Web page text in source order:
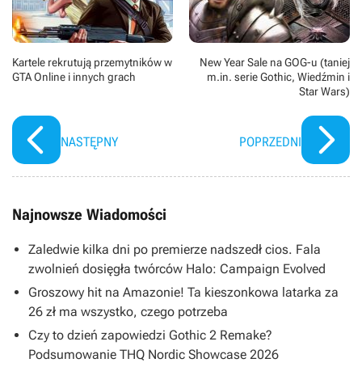
Kartele rekrutują przemytników w
GTA Online i innych grach
NASTĘPNY
New Year Sale na GOG-u (taniej
m.in. serie Gothic, Wiedźmin i
Star Wars)
POPRZEDNI
Najnowsze Wiadomości
Zaledwie kilka dni po premierze nadszedł cios. Fala
zwolnień dosięgła twórców Halo: Campaign Evolved
Groszowy hit na Amazonie! Ta kieszonkowa latarka za
26 zł ma wszystko, czego potrzeba
Czy to dzień zapowiedzi Gothic 2 Remake?
Podsumowanie THQ Nordic Showcase 2026